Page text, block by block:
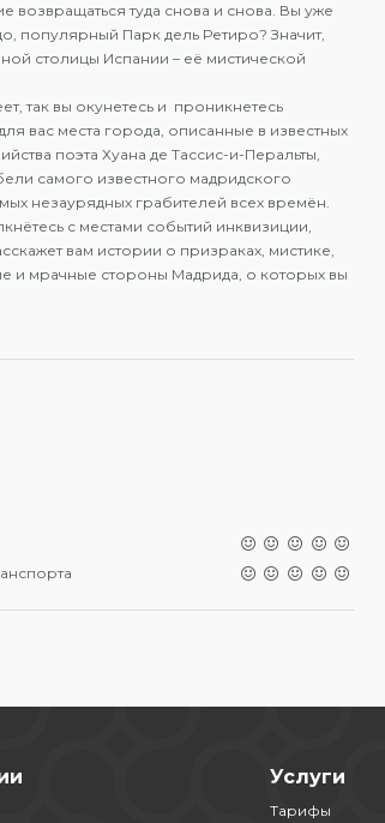
возвращаться туда снова и снова. Вы уже
популярный Парк дель Ретиро? Значит,
столицы Испании – её мистической
так вы окунетесь и проникнетесь
вас места города, описанные в известных
поэта Хуана де Тассис-и-Перальты,
самого известного мадридского
незаурядных грабителей всех времён.
с местами событий инквизиции,
вам истории о призраках, мистике,
и мрачные стороны Мадрида, о которых вы
Услуги
Тарифы